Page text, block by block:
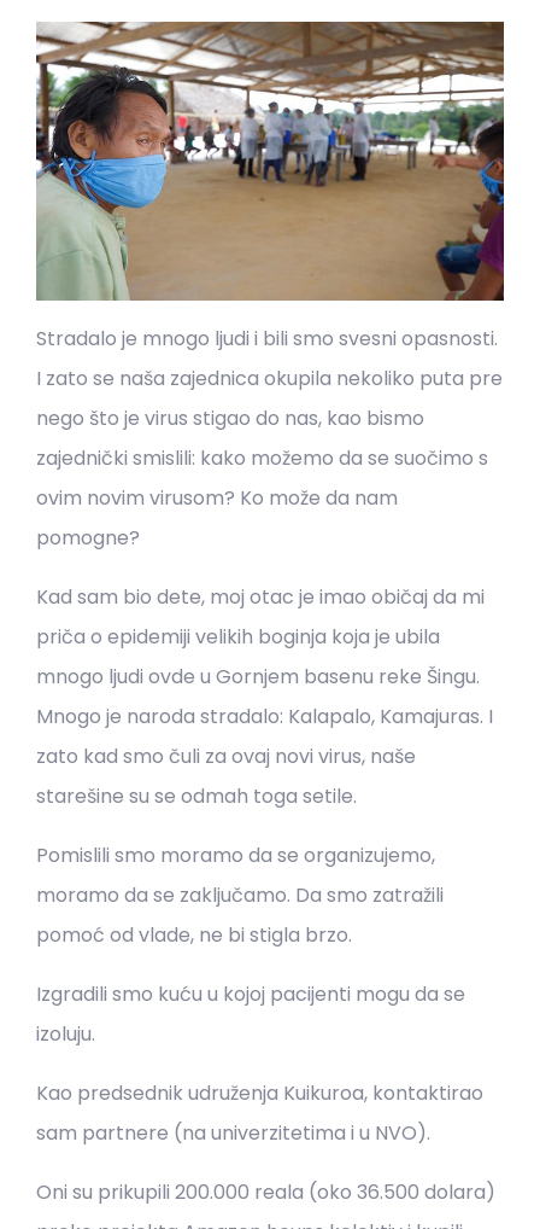
Stradalo je mnogo ljudi i bili smo svesni opasnosti.
I zato se naša zajednica okupila nekoliko puta pre
nego što je virus stigao do nas, kao bismo
zajednički smislili: kako možemo da se suočimo s
ovim novim virusom? Ko može da nam
pomogne?
Kad sam bio dete, moj otac je imao običaj da mi
priča o epidemiji velikih boginja koja je ubila
mnogo ljudi ovde u Gornjem basenu reke Šingu.
Mnogo je naroda stradalo: Kalapalo, Kamajuras. I
zato kad smo čuli za ovaj novi virus, naše
starešine su se odmah toga setile.
Pomislili smo moramo da se organizujemo,
moramo da se zaključamo. Da smo zatražili
pomoć od vlade, ne bi stigla brzo.
Izgradili smo kuću u kojoj pacijenti mogu da se
izoluju.
Kao predsednik udruženja Kuikuroa, kontaktirao
sam partnere (na univerzitetima i u NVO).
Oni su prikupili 200.000 reala (oko 36.500 dolara)